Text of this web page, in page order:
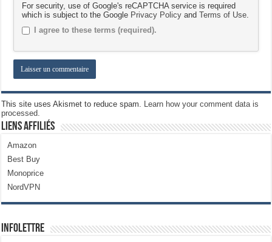
For security, use of Google's reCAPTCHA service is required
which is subject to the Google Privacy Policy andTerms of Use
I agree to these terms (required).
This site uses Akismet to reduce spam. Learn how your comment data is
processed.
Liens Affiliés
Amazon
Best Buy
Monoprice
NordVPN
Infolettre